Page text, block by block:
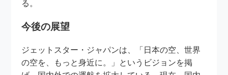
る。
今後の展望
ジェットスター・ジャパンは、「日本の空、世界
の空を、もっと身近に。」というビジョンを掲